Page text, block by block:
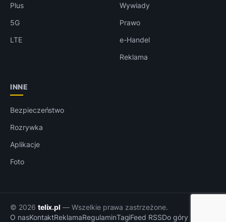
Plus
5G
LTE
Wywiady
Prawo
e-Handel
Reklama
INNE
Bezpieczeństwo
Rozrywka
Aplikacje
Foto
© 2026 telix.pl — Wszelkie prawa zastrzeżone.
O nasKontaktReklamaRegulaminTagiFeed RSSDo góry ↑